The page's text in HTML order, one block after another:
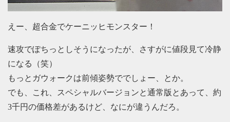
えー、超合金でケーニッヒモンスター！
速攻でぽちっとしそうになったが、さすがに値段見て冷静
になる（笑）
もっとガウォークは前傾姿勢ででしょー、とか。
でも、これ、スペシャルバージョンと通常版とあって、約
3千円の価格差があるけど、なにが違うんだろ。